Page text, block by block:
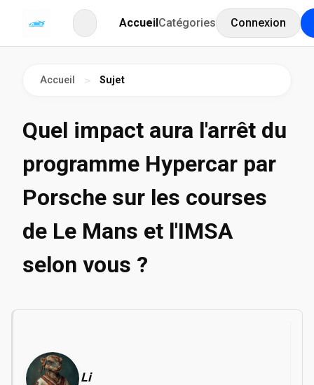
AccueilCatégories Connexion
Accueil > Sujet
Quel impact aura l'arrêt du
programme Hypercar par
Porsche sur les courses
de Le Mans et l'IMSA
selon vous ?
Li